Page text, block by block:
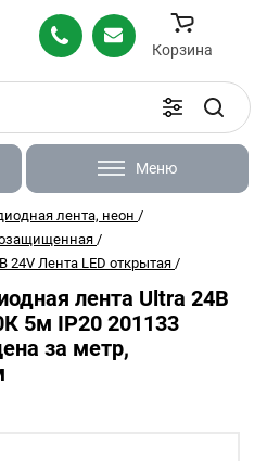
Корзина
Меню
лента, неон /
/
24V Лента LED открытая /
лента Ultra 24В
5м IP20 201133
за метр,